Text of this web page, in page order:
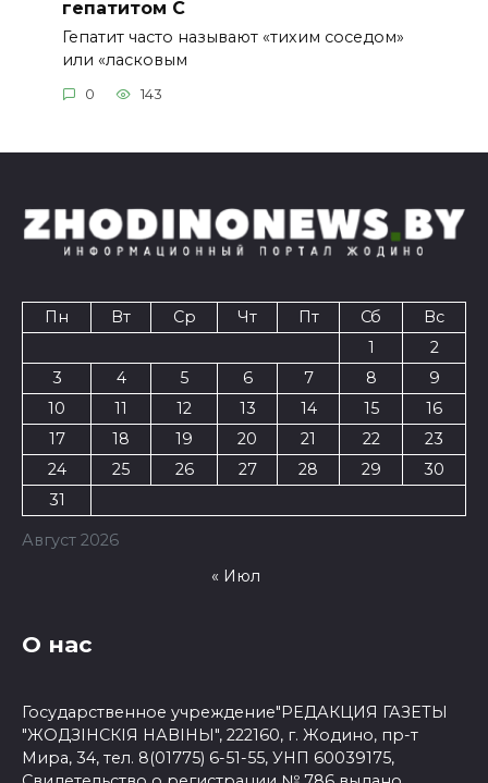
гепатитом С
Гепатит часто называют «тихим соседом»
или «ласковым
0 143
Август 2026
Пн Вт Ср Чт Пт Сб
Вс
1
2
3
4 5 6 7 8
9
10
11 12 13 14 15
16
17
18 19 20 21 22
23
24
25 26 27 28 29
30
31
« Июл
О нас
Государственное учреждение"РЕДАКЦИЯ ГАЗЕТЫ
"ЖОДЗІНСКІЯ НАВІНЫ", 222160, г. Жодино, пр-т
Мира, 34, тел. 8(01775) 6-51-55, УНП 60039175,